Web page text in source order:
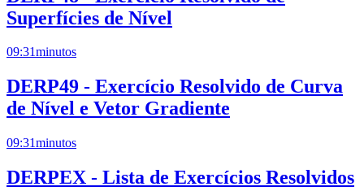
Superfícies de Nível
09:31minutos
DERP49 - Exercício Resolvido de Curva
de Nível e Vetor Gradiente
09:31minutos
DERPEX - Lista de Exercícios Resolvidos